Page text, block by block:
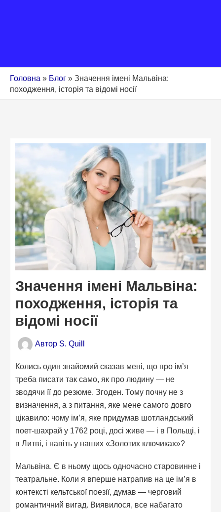
Головна » Блог » Значення імені Мальвіна:
походження, історія та відомі носії
Значення імені Мальвіна:
походження, історія та
відомі носії
Автор S. Quill
Колись один знайомий сказав мені, що про ім’я
треба писати так само, як про людину — не
зводячи її до резюме. Згоден. Тому почну не з
визначення, а з питання, яке мене самого довго
цікавило: чому ім’я, яке придумав шотландський
поет-шахрай у 1762 році, досі живе — і в Польщі, і
в Литві, і навіть у наших «Золотих ключиках»?
Мальвіна. Є в ньому щось одночасно старовинне і
театральне. Коли я вперше натрапив на це ім’я в
контексті кельтської поезії, думав — черговий
романтичний вигад. Виявилося, все набагато